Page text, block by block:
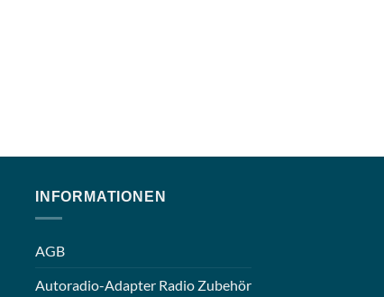
INFORMATIONEN
AGB
Autoradio-Adapter Radio Zubehör